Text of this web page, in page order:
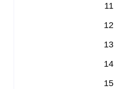
11
12
13
14
15